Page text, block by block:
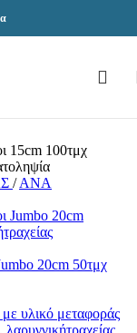
/ ΑΝΑ
20cm 50τμχ